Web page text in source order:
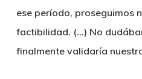
ese período, proseguimos
factibilidad. (…) No
finalmente validaría